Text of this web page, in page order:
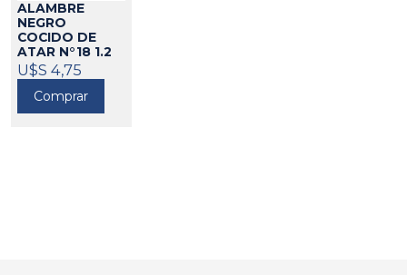
ALAMBRE
NEGRO
COCIDO DE
ATAR N°18 1.2
MM46004
U$S 4,75
Comprar